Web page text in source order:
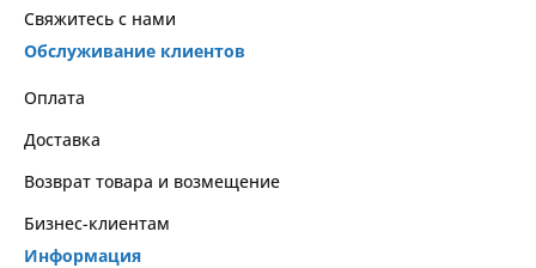
Свяжитесь с нами
Обслуживание клиентов
Оплата
Доставка
Возврат товара и возмещение
Бизнес-клиентам
Информация